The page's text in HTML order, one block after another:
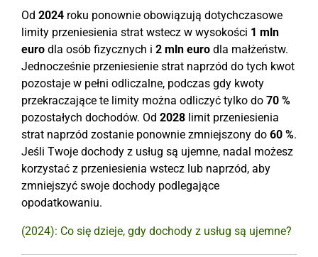
Od 2024 roku ponownie obowiązują dotychczasowe
limity przeniesienia strat wstecz w wysokości 1 mln
euro dla osób fizycznych i 2 mln euro dla małżeństw.
Jednocześnie przeniesienie strat naprzód do tych kwot
pozostaje w pełni odliczalne, podczas gdy kwoty
przekraczające te limity można odliczyć tylko do 70 %
pozostałych dochodów. Od 2028 limit przeniesienia
strat naprzód zostanie ponownie zmniejszony do 60 %.
Jeśli Twoje dochody z usług są ujemne, nadal możesz
korzystać z przeniesienia wstecz lub naprzód, aby
zmniejszyć swoje dochody podlegające
opodatkowaniu.
(2024): Co się dzieje, gdy dochody z usług są ujemne?